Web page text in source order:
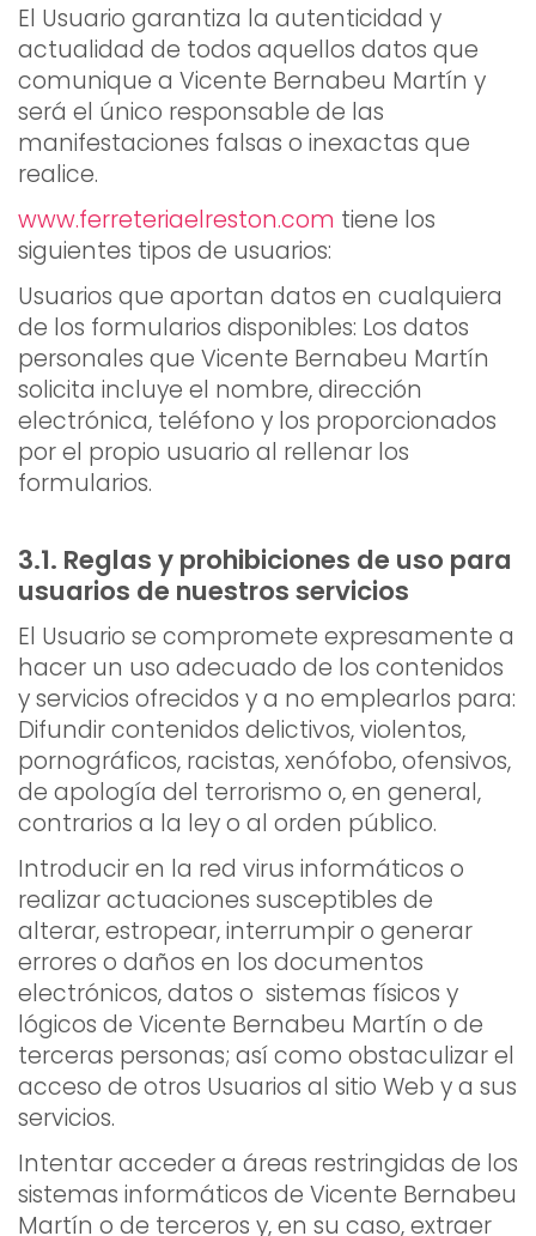
El Usuario garantiza la autenticidad y
actualidad de todos aquellos datos que
comunique a Vicente Bernabeu Martín y
será el único responsable de las
manifestaciones falsas o inexactas que
realice.
www.ferreteriaelreston.com tiene los
siguientes tipos de usuarios:
Usuarios que aportan datos en cualquiera
de los formularios disponibles: Los datos
personales que Vicente Bernabeu Martín
solicita incluye el nombre, dirección
electrónica, teléfono y los proporcionados
por el propio usuario al rellenar los
formularios.
3.1. Reglas y prohibiciones de uso para
usuarios de nuestros servicios
El Usuario se compromete expresamente a
hacer un uso adecuado de los contenidos
y servicios ofrecidos y a no emplearlos para:
Difundir contenidos delictivos, violentos,
pornográficos, racistas, xenófobo, ofensivos,
de apología del terrorismo o, en general,
contrarios a la ley o al orden público.
Introducir en la red virus informáticos o
realizar actuaciones susceptibles de
alterar, estropear, interrumpir o generar
errores o daños en los documentos
electrónicos, datos o sistemas físicos y
lógicos de Vicente Bernabeu Martín o de
terceras personas; así como obstaculizar el
acceso de otros Usuarios al sitio Web y a sus
servicios.
Intentar acceder a áreas restringidas de los
sistemas informáticos de Vicente Bernabeu
Martín o de terceros y, en su caso, extraer